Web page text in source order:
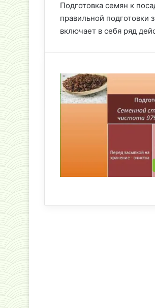
Подготовка семян к
правильной подготовки
включает в себя ряд